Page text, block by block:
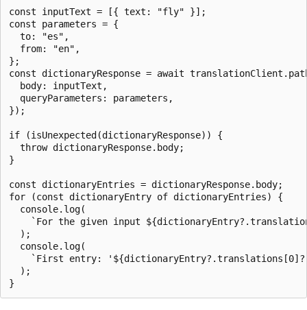
const inputText = [{ text: "fly" }];
const parameters = {
  to: "es",
  from: "en",
};
const dictionaryResponse = await
  body: inputText,
  queryParameters: parameters,
});
if (isUnexpected(dictionaryResponse)) {
  throw dictionaryResponse.body;
}
const dictionaryEntries = dictionaryResponse.body;
for (const dictionaryEntry of dictionaryEntries) {
  console.log(
`For the given input
  );
  console.log(
`First entry:
  );